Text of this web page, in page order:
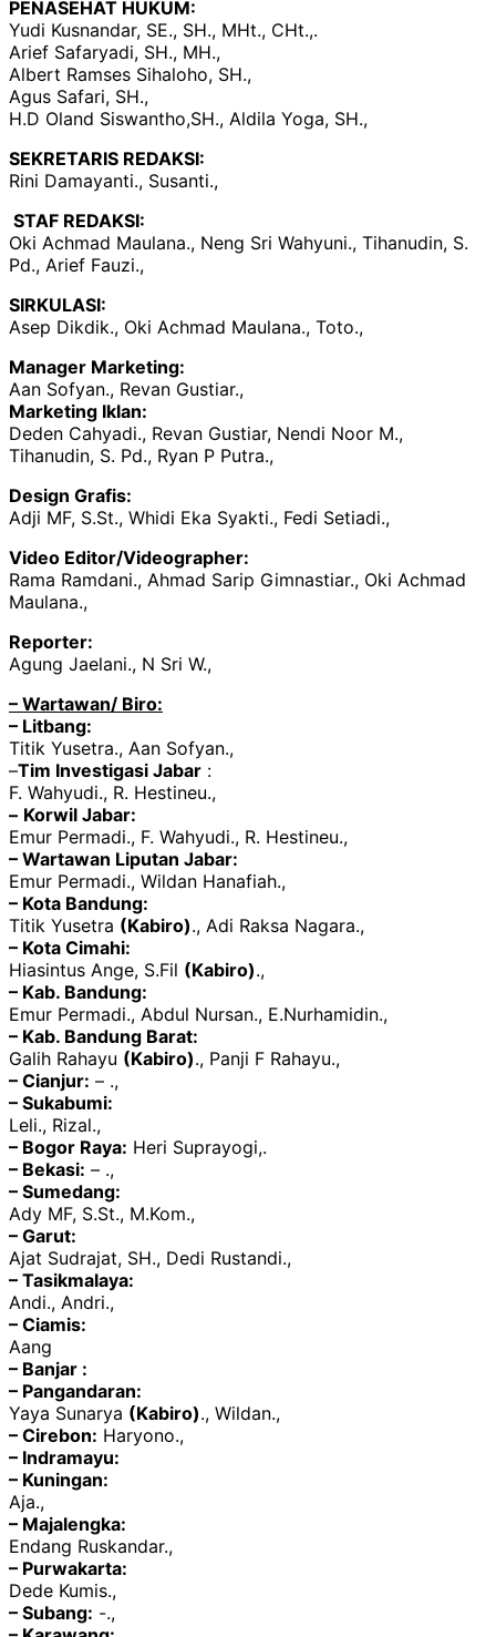
PENASEHAT HUKUM:
Yudi Kusnandar, SE., SH., MHt., CHt.,.
Arief Safaryadi, SH., MH.,
Albert Ramses Sihaloho, SH.,
Agus Safari, SH.,
H.D Oland Siswantho,SH., Aldila Yoga, SH.,
SEKRETARIS REDAKSI:
Rini Damayanti., Susanti.,
STAF REDAKSI:
Oki Achmad Maulana., Neng Sri Wahyuni., Tihanudin, S.
Pd., Arief Fauzi.,
SIRKULASI:
Asep Dikdik., Oki Achmad Maulana., Toto.,
Manager Marketing:
Aan Sofyan., Revan Gustiar.,
Marketing Iklan:
Deden Cahyadi., Revan Gustiar, Nendi Noor M.,
Tihanudin, S. Pd., Ryan P Putra.,
Design Grafis:
Adji MF, S.St., Whidi Eka Syakti., Fedi Setiadi.,
Video Editor/Videographer:
Rama Ramdani., Ahmad Sarip Gimnastiar., Oki Achmad
Maulana.,
Reporter:
Agung Jaelani., N Sri W.,
– Wartawan/ Biro:
– Litbang:
Titik Yusetra., Aan Sofyan.,
–Tim Investigasi Jabar :
F. Wahyudi., R. Hestineu.,
– Korwil Jabar:
Emur Permadi., F. Wahyudi., R. Hestineu.,
– Wartawan Liputan Jabar:
Emur Permadi., Wildan Hanafiah.,
– Kota Bandung:
Titik Yusetra (Kabiro)., Adi Raksa Nagara.,
– Kota Cimahi:
Hiasintus Ange, S.Fil (Kabiro).,
– Kab. Bandung:
Emur Permadi., Abdul Nursan., E.Nurhamidin.,
– Kab. Bandung Barat:
Galih Rahayu (Kabiro)., Panji F Rahayu.,
– Cianjur: – .,
– Sukabumi:
Leli., Rizal.,
– Bogor Raya: Heri Suprayogi,.
– Bekasi: – .,
– Sumedang:
Ady MF, S.St., M.Kom.,
– Garut:
Ajat Sudrajat, SH., Dedi Rustandi.,
– Tasikmalaya:
Andi., Andri.,
– Ciamis:
Aang
– Banjar :
– Pangandaran:
Yaya Sunarya (Kabiro)., Wildan.,
– Cirebon: Haryono.,
– Indramayu:
– Kuningan:
Aja.,
– Majalengka:
Endang Ruskandar.,
– Purwakarta:
Dede Kumis.,
– Subang: -.,